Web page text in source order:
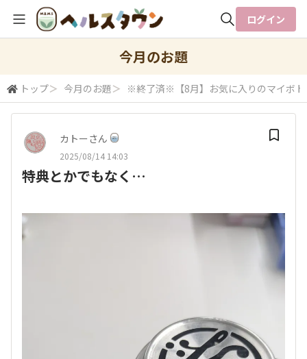
検索
ログイン
今月のお題
トップ＞ 今月のお題＞ ※終了済※【8月】お気に入りのマイボト
カトーさん
2025/08/14 14:03
特典とかでもなく…